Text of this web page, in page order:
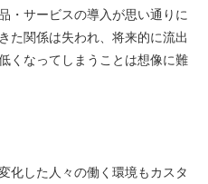
・サービスの導入が思い通りに
た関係は失われ、将来的に流出
くなってしまうことは想像に難
化した人々の働く環境もカスタ